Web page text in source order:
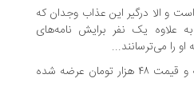
و الا درگیر این عذاب وجدان که
علاوه یک نفر برایش نامه‌های
را می‌ترسانند...
چاپ دوم این‌کتاب با ۳۴۷ صفحه و قیمت ۴۸ هزار تومان عرضه شده